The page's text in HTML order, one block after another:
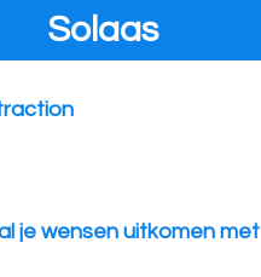
Solaas
je wensen uitkomen met